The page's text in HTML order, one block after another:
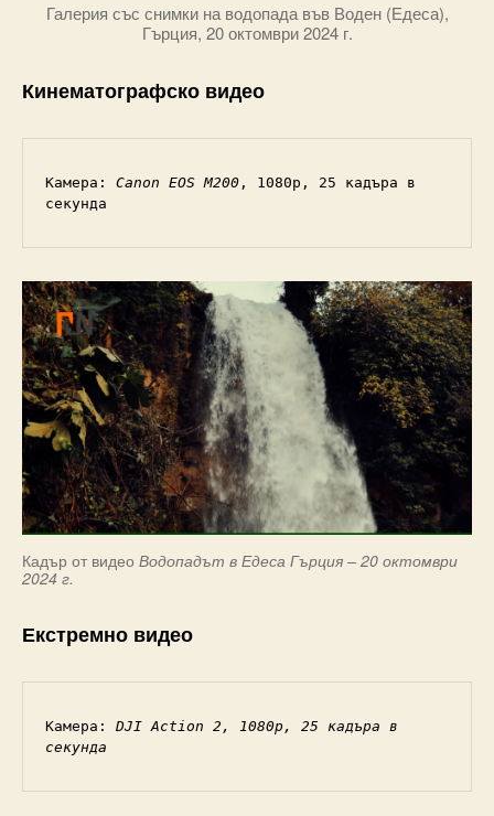
Галерия със снимки на водопада във Воден (Едеса),
Гърция, 20 октомври 2024 г.
Кинематографско видео
Камера: Canon EOS M200 , 1080p, 25 кадъра в
секунда
Кадър от видео Водопадът в Едеса Гърция – 20 октомври
2024 г.
Екстремно видео
Камера: DJI Action 2, 1080p, 25 кадъра в
секунда